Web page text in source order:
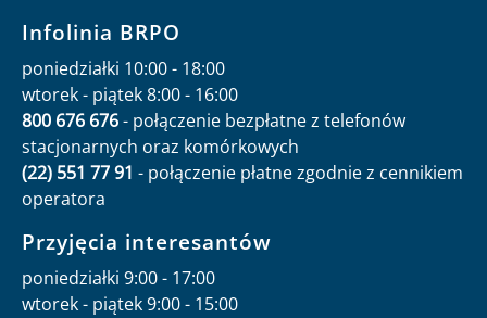
Infolinia BRPO
poniedziałki 10:00 - 18:00
wtorek - piątek 8:00 - 16:00
800 676 676- połączenie bezpłatne z telefonów
stacjonarnych oraz komórkowych
(22) 551 77 91 - połączenie płatne zgodnie z cennikiem
operatora
Przyjęcia interesantów
poniedziałki 9:00 - 17:00
wtorek - piątek 9:00 - 15:00